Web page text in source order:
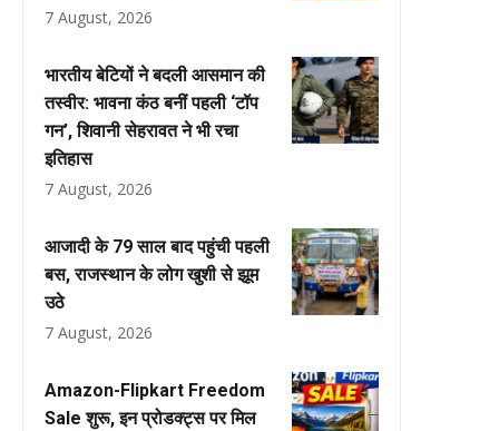
7 August, 2026
भारतीय बेटियों ने बदली आसमान की
तस्वीर: भावना कंठ बनीं पहली ‘टॉप
गन’, शिवानी सेहरावत ने भी रचा
इतिहास
7 August, 2026
आजादी के 79 साल बाद पहुंची पहली
बस, राजस्थान के लोग खुशी से झूम
उठे
7 August, 2026
Amazon-Flipkart Freedom
Sale शुरू, इन प्रोडक्ट्स पर मिल